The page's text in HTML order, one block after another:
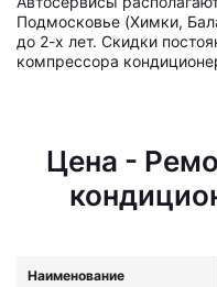
Подмосковье (Химки,
до 2-х лет. Скидки
компрессора
Цена -
Наименование